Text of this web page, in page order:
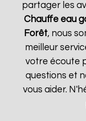
partager les
Chauffe eau
Forêt, nous
meilleur
votre écoute
questions et
vous aider.